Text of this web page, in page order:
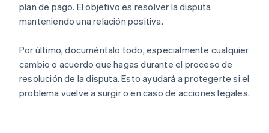
plan de pago. El objetivo es resolver la disputa
manteniendo una relación positiva.
Por último, documéntalo todo, especialmente cualquier
cambio o acuerdo que hagas durante el proceso de
resolución de la disputa. Esto ayudará a protegerte si el
problema vuelve a surgir o en caso de acciones legales.